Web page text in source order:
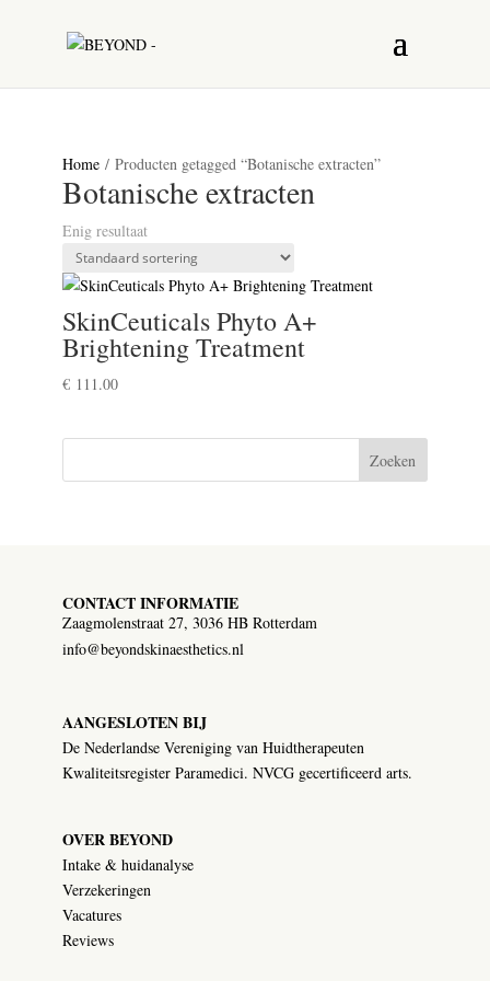
Home/ Producten getagged “Botanische extracten”
Botanische extracten
Enig resultaat
SkinCeuticals Phyto A+
Brightening Treatment
€111.00
Zoeken
CONTACT INFORMATIE
Zaagmolenstraat 27, 3036 HB Rotterdam
info@beyondskinaesthetics.nl
AANGESLOTEN BIJ
De Nederlandse Vereniging van Huidtherapeuten
Kwaliteitsregister Paramedici. NVCG gecertificeerd arts.
OVER BEYOND
Intake & huidanalyse
Verzekeringen
Vacatures
Reviews